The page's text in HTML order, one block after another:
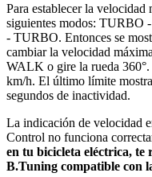
Para establecer la velocidad
siguientes modos:
- TURBO. Entonces se
cambiar la velocidad
WALK o gire la rueda
km/h. El último límite
segundos de inactividad.
La indicación de velocidad
Control no funciona
en tu bicicleta eléctrica, te
B.Tuning compatible con